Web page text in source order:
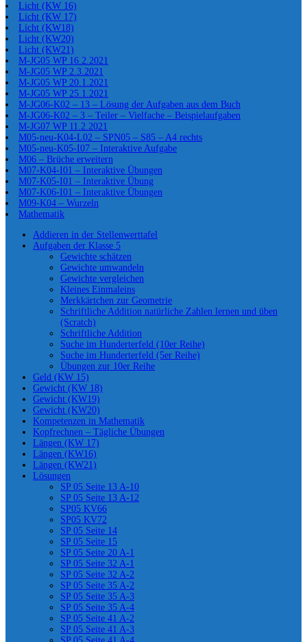
Licht (KW 16)
Licht (KW 17)
Licht (KW18)
Licht (KW20)
Licht (KW21)
M-JG05 WP 16.2.2021
M-JG05 WP 2.3.2021
M-JG05 WP 20.1.2021
M-JG05 WP 25.1.2021
M-JG06-K02 – 13 – Lösung der Aufgaben aus dem Buch
M-JG06-K02 – 3 – Teiler – Vielfache – Beispielaufgaben
M-JG07 WP 11.2.2021
M05-neu-K04-L02 – SPN05 – S85 – A4 rechts
M05-neu-K05-I07 – Interaktive Aufgabe
M06 – Brüche erweitern
M07-K04-I01 – Interaktive Übungen
M07-K05-I01 – Interaktive Übung
M07-K06-I01 – Interaktive Übungen
M09-K04 – Wurzeln
Mathematik
Addieren in der Stellenwerttafel
Aufgaben der Klasse 5
Gewichte schätzen
Gewichte umwandeln
Gewichte vergleichen
Kleines Einmaleins
Merkkärtchen zur Geometrie
Schriftliche Addition natürliche Zahlen lernen und üben
(Scratch)
Schriftliche Addition
Suche im Hunderterfeld (10er Reihe)
Suche im Hunderterfeld (5er Reihe)
Übungen zur 10er Reihe
Geld (KW 15)
Gewicht (KW 18)
Gewicht (KW19)
Gewicht (KW20)
Kompetenzen in Mathematik
Kopfrechnen – Tägliche Übungen
Längen (KW 17)
Längen (KW16)
Längen (KW21)
Lösungen
SP 05 Seite 13 A-10
SP 05 Seite 13 A-12
SP05 KV66
SP05 KV72
SP 05 Seite 14
SP 05 Seite 15
SP 05 Seite 20 A-1
SP 05 Seite 32 A-1
SP 05 Seite 32 A-2
SP 05 Seite 35 A-2
SP 05 Seite 35 A-3
SP 05 Seite 35 A-4
SP 05 Seite 41 A-2
SP 05 Seite 41 A-3